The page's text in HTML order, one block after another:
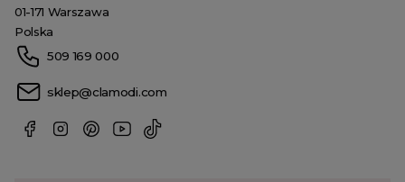
01-171 Warszawa
Polska
509 169 000
sklep@clamodi.com